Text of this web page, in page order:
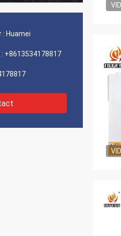
: Huamei
+8613534178817